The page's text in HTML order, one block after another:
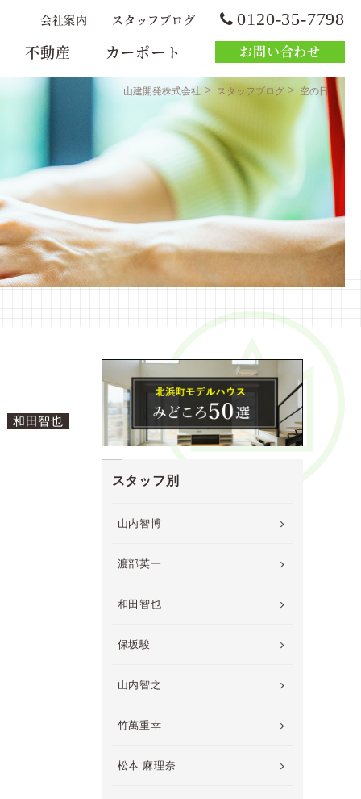
不動産 カーポート お問い合わせ
会社案内 スタッフブログ 0120-35-7798
山建開発株式会社> スタッフブログ> 空の日
和田智也
スタッフ別
山内智博
渡部英一
和田智也
保坂駿
山内智之
竹萬重幸
松本 麻理奈